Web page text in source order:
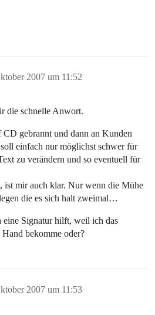
2007 um 11:52
die schnelle Anwort.
gebrannt und dann an Kunden
einfach nur möglichst schwer für
zu verändern und so eventuell für
ist mir auch klar. Nur wenn die Mühe
die es sich halt zweimal…
eine Signatur hilft, weil ich das
bekomme oder?
2007 um 11:53